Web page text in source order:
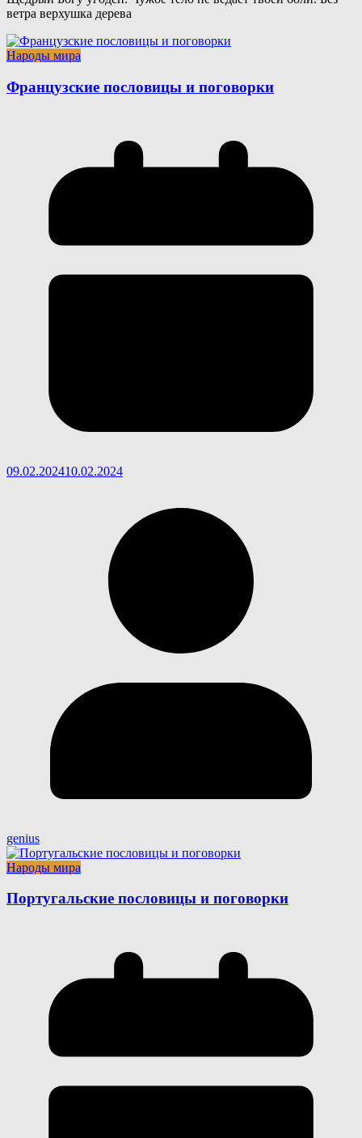
ветра верхушка дерева
Народы мира
Французские пословицы и поговорки
09.02.202410.02.2024
genius
Народы мира
Португальские пословицы и поговорки